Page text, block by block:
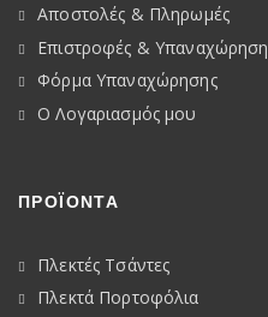
Αποστολές & Πληρωμές
Επιστροφές & Υπαναχώρηση
Φόρμα Υπαναχώρησης
Ο Λογαριασμός μου
ΠΡΟΪΟΝΤΑ
Πλεκτές Τσάντες
Πλεκτά Πορτοφόλια